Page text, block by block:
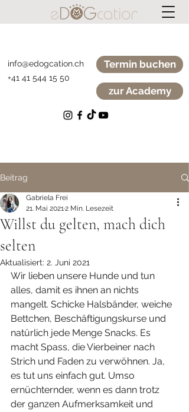
info@edogcation.ch
+41 41 544 15 50
Termin buchen
zur Academy
Beitrag
Willst du gelten, mach dich
selten
Gabriela Frei
21. Mai 20212 Min. Lesezeit
Aktualisiert: 2. Juni 2021
Wir lieben unsere Hunde und tun
alles, damit es ihnen an nichts
mangelt. Schicke Halsbänder, weiche
Bettchen, Beschäftigungskurse und
natürlich jede Menge Snacks. Es
macht Spass, die Vierbeiner nach
Strich und Faden zu verwöhnen. Ja,
es tut uns einfach gut. Umso
ernüchternder, wenn es dann trotz
der ganzen Aufmerksamkeit und